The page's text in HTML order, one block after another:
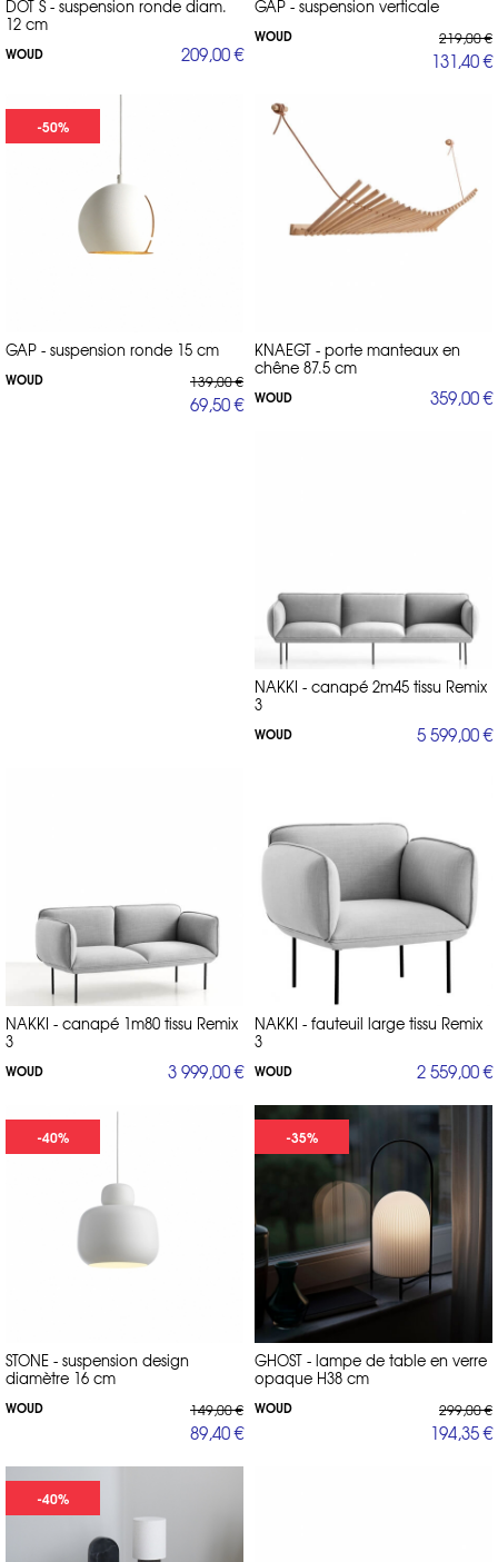
DOT S - suspension ronde diam.
12 cm
WOUD 209,00 €
GAP - suspension verticale
WOUD 219,00 €
131,40 €
-50%
GAP - suspension ronde 15 cm
WOUD 139,00 €
69,50 €
KNAEGT - porte manteaux en
chêne 87.5 cm
WOUD 359,00 €
NAKKI - canapé 2m45 tissu Remix
3
WOUD 5 599,00 €
NAKKI - canapé 1m80 tissu Remix
3
WOUD 3 999,00 €
NAKKI - fauteuil large tissu Remix
3
WOUD 2 559,00 €
-40%
STONE - suspension design
diamètre 16 cm
WOUD 149,00 €
89,40 €
-35%
GHOST - lampe de table en verre
opaque H38 cm
WOUD 299,00 €
194,35 €
-40%